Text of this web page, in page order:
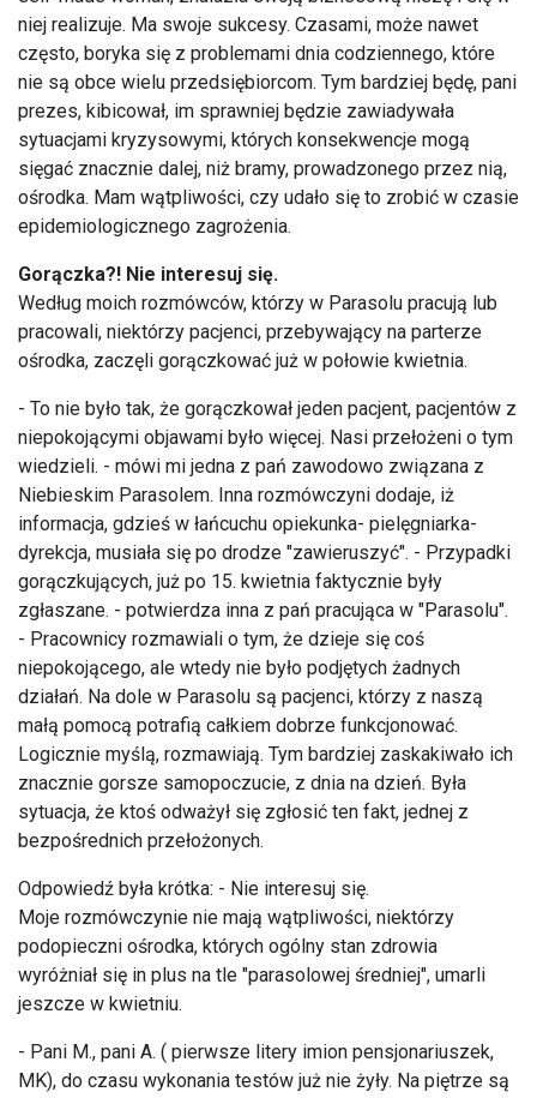
niej realizuje. Ma swoje sukcesy. Czasami, może nawet
często, boryka się z problemami dnia codziennego, które
nie są obce wielu przedsiębiorcom. Tym bardziej będę, pani
prezes, kibicował, im sprawniej będzie zawiadywała
sytuacjami kryzysowymi, których konsekwencje mogą
sięgać znacznie dalej, niż bramy, prowadzonego przez nią,
ośrodka. Mam wątpliwości, czy udało się to zrobić w czasie
epidemiologicznego zagrożenia.
Gorączka?! Nie interesuj się.
Według moich rozmówców, którzy w Parasolu pracują lub
pracowali, niektórzy pacjenci, przebywający na parterze
ośrodka, zaczęli gorączkować już w połowie kwietnia.
- To nie było tak, że gorączkował jeden pacjent, pacjentów z
niepokojącymi objawami było więcej. Nasi przełożeni o tym
wiedzieli. - mówi mi jedna z pań zawodowo związana z
Niebieskim Parasolem. Inna rozmówczyni dodaje, iż
informacja, gdzieś w łańcuchu opiekunka- pielęgniarka-
dyrekcja, musiała się po drodze "zawieruszyć". - Przypadki
gorączkujących, już po 15. kwietnia faktycznie były
zgłaszane. - potwierdza inna z pań pracująca w "Parasolu".
- Pracownicy rozmawiali o tym, że dzieje się coś
niepokojącego, ale wtedy nie było podjętych żadnych
działań. Na dole w Parasolu są pacjenci, którzy z naszą
małą pomocą potrafią całkiem dobrze funkcjonować.
Logicznie myślą, rozmawiają. Tym bardziej zaskakiwało ich
znacznie gorsze samopoczucie, z dnia na dzień. Była
sytuacja, że ktoś odważył się zgłosić ten fakt, jednej z
bezpośrednich przełożonych.
Odpowiedź była krótka: - Nie interesuj się.
Moje rozmówczynie nie mają wątpliwości, niektórzy
podopieczni ośrodka, których ogólny stan zdrowia
wyróżniał się in plus na tle "parasolowej średniej", umarli
jeszcze w kwietniu.
- Pani M., pani A. ( pierwsze litery imion pensjonariuszek,
MK), do czasu wykonania testów już nie żyły. Na piętrze są